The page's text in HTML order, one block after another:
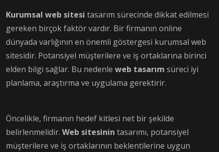
Kurumsal web sitesi tasarım sürecinde dikkat edilmesi
gereken birçok faktör vardır. Bir firmanın online
dünyada varlığının en önemli göstergesi kurumsal web
sitesidir. Potansiyel müşterilere ve iş ortaklarına birinci
elden bilgi sağlar. Bu nedenle web tasarım süreci iyi
planlama, araştırma ve uygulama gerektirir.
Öncelikle, firmanın hedef kitlesi net bir şekilde
belirlenmelidir. Web sitesinin tasarımı, potansiyel
müşterilere ve iş ortaklarının beklentilerine uygun